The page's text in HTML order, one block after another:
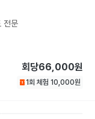
전문
회당66,000원
1회 체험 10,000원